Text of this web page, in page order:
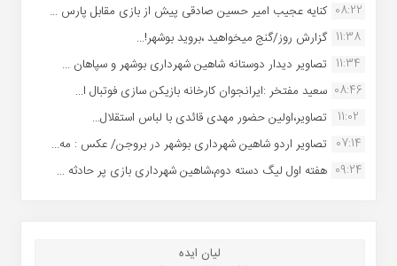
08:22 کنایه عجیب امیر حسین صادقی پیش از بازی مقابل پارس ...
11:38 گزارش روز/گنج میخواهید ،بروید بوشهر!...
11:34 تصاویر دیدار دوستانه شاهین شهردارى بوشهر و سپاهان ...
08:46 سعید مفتخر :ایرانجوان کارخانه بازیکن سازی فوتبال ا...
11:02
تصاویر،اولین حضور مهدی قائدی با لباس استقلال...
07:14 تصاویر اردو شاهین شهرداری بوشهر در بروجن/ عکس : مه...
09:24 هفته اول لیگ دسته دوم،شاهین شهرداری بازی پر حادثه ...
لیان ایده